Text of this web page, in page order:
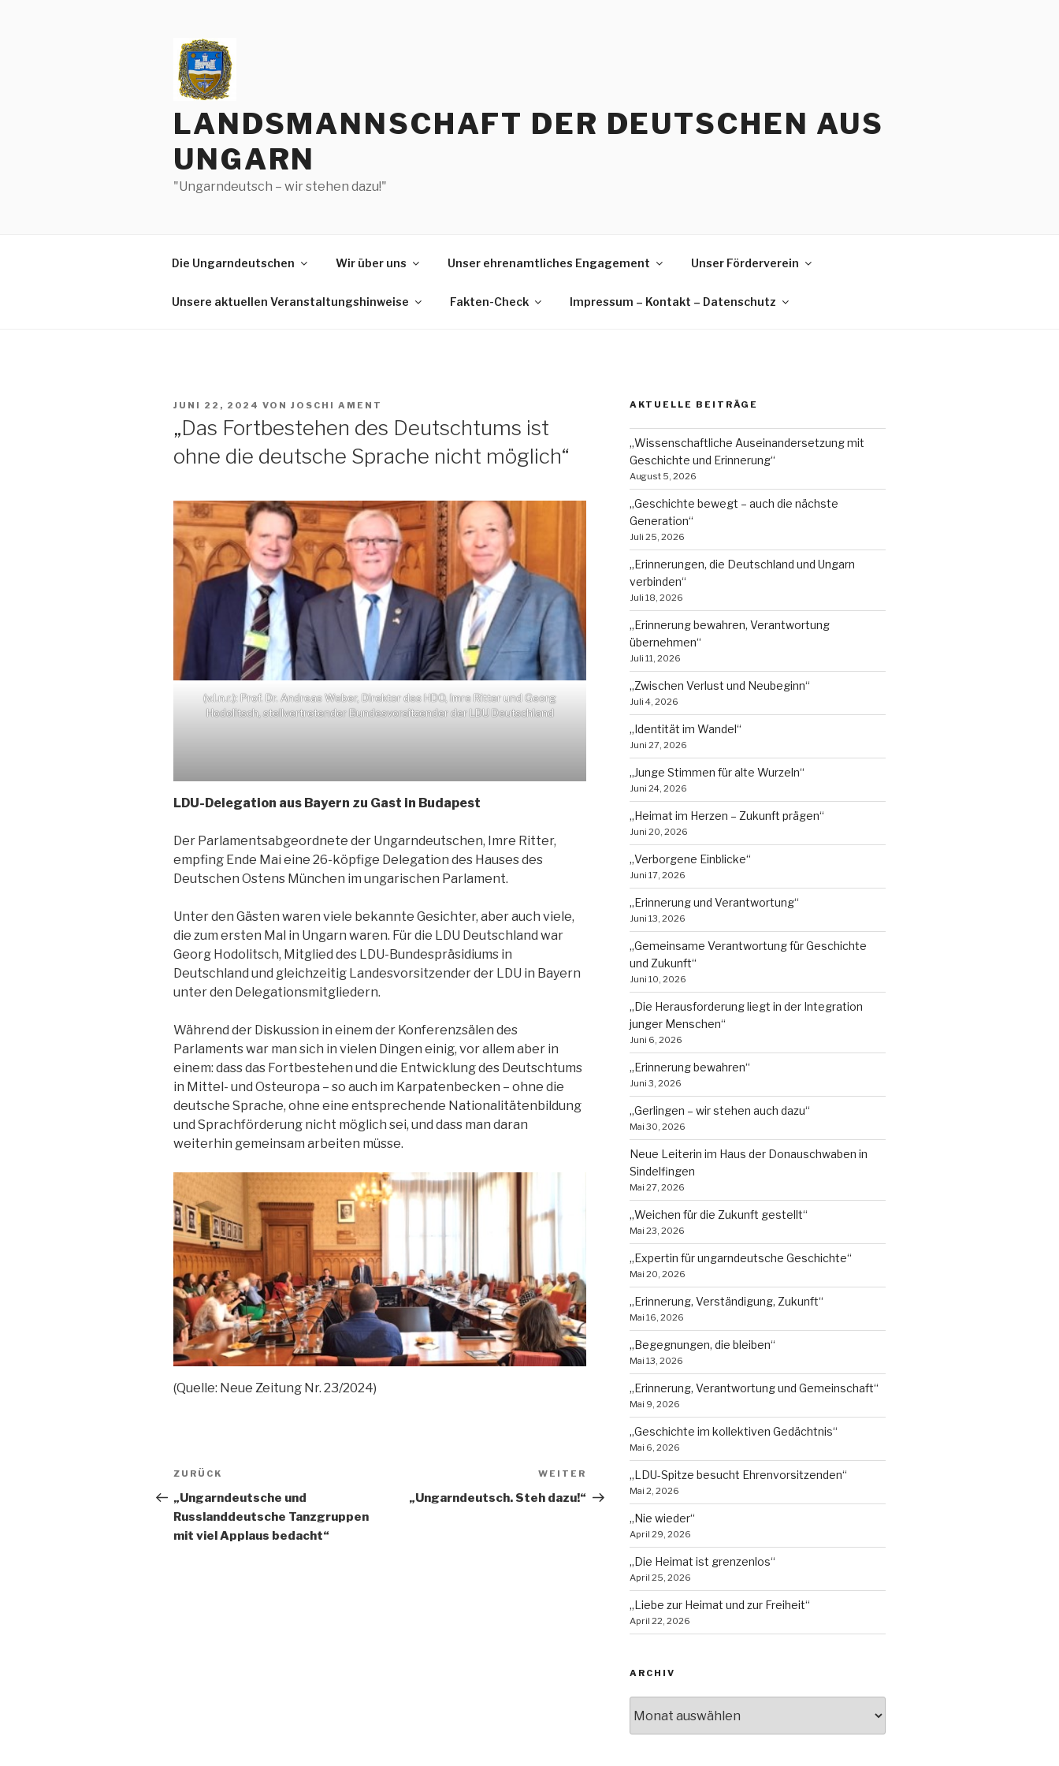
LANDSMANNSCHAFT DER DEUTSCHEN AUS
UNGARN
"Ungarndeutsch – wir stehen dazu!"
Die Ungarndeutschen Wir über uns Unser ehrenamtliches Engagement Unser Förderverein
Unsere aktuellen Veranstaltungshinweise Fakten-Check Impressum – Kontakt – Datenschutz
VERÖFFENTLICHT
JUNI 22, 2024 VON JOSCHI AMENT
„Das Fortbestehen des Deutschtums ist
ohne die deutsche Sprache nicht möglich“
(v.l.n.r.): Prof. Dr. Andreas Weber, Direktor des HDO, Imre Ritter und Georg
Hodolitsch, stellvertretender Bundesvorsitzender der LDU Deutschland
LDU-Delegation aus Bayern zu Gast in Budapest
Der Parlamentsabgeordnete der Ungarndeutschen, Imre Ritter,
empfing Ende Mai eine 26-köpfige Delegation des Hauses des
Deutschen Ostens München im ungarischen Parlament.
Unter den Gästen waren viele bekannte Gesichter, aber auch viele,
die zum ersten Mal in Ungarn waren. Für die LDU Deutschland war
Georg Hodolitsch, Mitglied des LDU-Bundespräsidiums in
Deutschland und gleichzeitig Landesvorsitzender der LDU in Bayern
unter den Delegationsmitgliedern.
Während der Diskussion in einem der Konferenzsälen des
Parlaments war man sich in vielen Dingen einig, vor allem aber in
einem: dass das Fortbestehen und die Entwicklung des Deutschtums
in Mittel- und Osteuropa – so auch im Karpatenbecken – ohne die
deutsche Sprache, ohne eine entsprechende Nationalitätenbildung
und Sprachförderung nicht möglich sei, und dass man daran
weiterhin gemeinsam arbeiten müsse.
(Quelle: Neue Zeitung Nr. 23/2024)
Beitragsnavigation
Vorheriger
Beitrag
ZURÜCK
„Ungarndeutsche und
Russlanddeutsche Tanzgruppen
mit viel Applaus bedacht“
Nächster
Beitrag
WEITER
„Ungarndeutsch. Steh dazu!“
AKTUELLE BEITRÄGE
„Wissenschaftliche Auseinandersetzung mit
Geschichte und Erinnerung“
August 5, 2026
„Geschichte bewegt – auch die nächste
Generation“
Juli 25, 2026
„Erinnerungen, die Deutschland und Ungarn
verbinden“
Juli 18, 2026
„Erinnerung bewahren, Verantwortung
übernehmen“
Juli 11, 2026
„Zwischen Verlust und Neubeginn“
Juli 4, 2026
„Identität im Wandel“
Juni 27, 2026
„Junge Stimmen für alte Wurzeln“
Juni 24, 2026
„Heimat im Herzen – Zukunft prägen“
Juni 20, 2026
„Verborgene Einblicke“
Juni 17, 2026
„Erinnerung und Verantwortung“
Juni 13, 2026
„Gemeinsame Verantwortung für Geschichte
und Zukunft“
Juni 10, 2026
„Die Herausforderung liegt in der Integration
junger Menschen“
Juni 6, 2026
„Erinnerung bewahren“
Juni 3, 2026
„Gerlingen – wir stehen auch dazu“
Mai 30, 2026
Neue Leiterin im Haus der Donauschwaben in
Sindelfingen
Mai 27, 2026
„Weichen für die Zukunft gestellt“
Mai 23, 2026
„Expertin für ungarndeutsche Geschichte“
Mai 20, 2026
„Erinnerung, Verständigung, Zukunft“
Mai 16, 2026
„Begegnungen, die bleiben“
Mai 13, 2026
„Erinnerung, Verantwortung und Gemeinschaft“
Mai 9, 2026
„Geschichte im kollektiven Gedächtnis“
Mai 6, 2026
„LDU-Spitze besucht Ehrenvorsitzenden“
Mai 2, 2026
„Nie wieder“
April 29, 2026
„Die Heimat ist grenzenlos“
April 25, 2026
„Liebe zur Heimat und zur Freiheit“
April 22, 2026
ARCHIV